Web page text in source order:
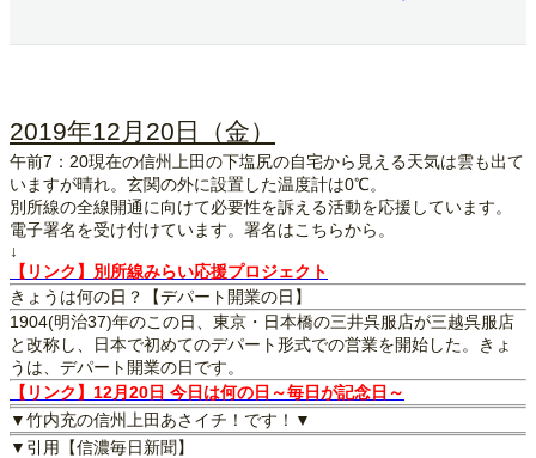
2019年12月20日（金）
午前7：20現在の信州上田の下塩尻の自宅から見える天気は雲も出て
いますが晴れ。玄関の外に設置した温度計は0℃。
別所線の全線開通に向けて必要性を訴える活動を応援しています。
電子署名を受け付けています。署名はこちらから。
↓
【リンク】別所線みらい応援プロジェクト
きょうは何の日？【デパート開業の日】
1904(明治37)年のこの日、東京・日本橋の三井呉服店が三越呉服店
と改称し、日本で初めてのデパート形式での営業を開始した。きょ
うは、デパート開業の日です。
【リンク】12月20日 今日は何の日～毎日が記念日～
▼竹内充の信州上田あさイチ！です！▼
▼引用【信濃毎日新聞】